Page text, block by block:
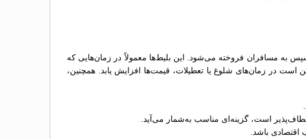
به مسافران فروخته می‌شود. این بلیط‌ها معمولاً در زمان‌هایی که
در زمان‌های شلوغ یا تعطیلات، قیمت‌ها افزایش یابد. همچنین،
است، گزینه‌ای مناسب به‌شمار می‌آید.
اقتصادی باشد.